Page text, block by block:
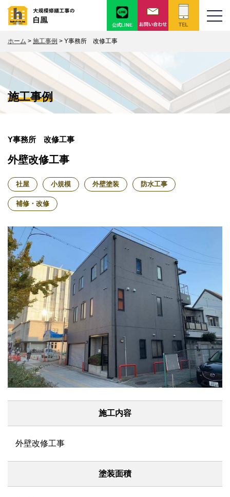
公式LINE
ホーム > 施工事例 > Y事務所 改修工事
施工事例
Y事務所 改修工事
外壁改修工事
社屋 小規模 外壁塗装 防水工事
補修・改修
施工内容
外壁改修工事
塗装面積